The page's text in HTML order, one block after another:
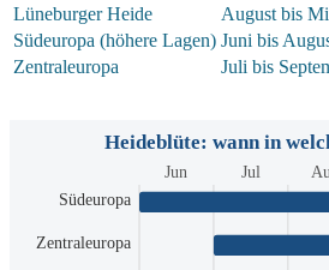
Lüneburger Heide
August bis
Südeuropa (höhere Lagen) Juni bis
Zentraleuropa
Juli bis
Heideblüte: wann in
Jun Jul
Südeuropa
Zentraleuropa